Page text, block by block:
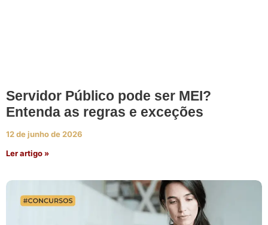
Servidor Público pode ser MEI?
Entenda as regras e exceções
12 de junho de 2026
Ler artigo »